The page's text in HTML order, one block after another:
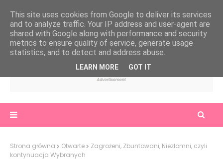
Strona główna Otwarte
Zagrożeni, Zbuntowani, Niezłomni, czyli
kontynuacja Wybranych
This site uses cookies from Google to deliver its services
and to analyze traffic. Your IP address and user-agent are
shared with Google along with performance and security
metrics to ensure quality of service, generate usage
statistics, and to detect and address abuse.
LEARN MORE GOT IT